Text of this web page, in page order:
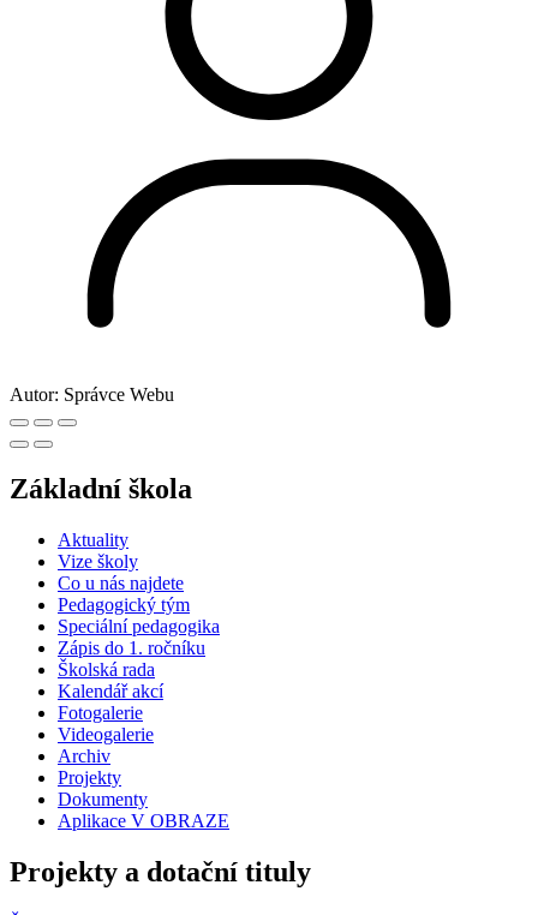
Autor: Správce Webu
Základní škola
Aktuality
Vize školy
Co u nás najdete
Pedagogický tým
Speciální pedagogika
Zápis do 1. ročníku
Školská rada
Kalendář akcí
Fotogalerie
Videogalerie
Archiv
Projekty
Dokumenty
Aplikace V OBRAZE
Projekty a dotační tituly